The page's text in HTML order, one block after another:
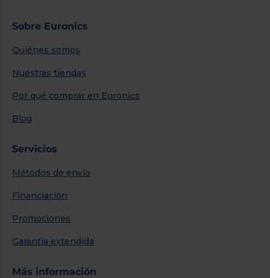
Sobre Euronics
Quiénes somos
Nuestras tiendas
Por qué comprar en Euronics
Blog
Servicios
Métodos de envío
Financiación
Promociones
Garantía extendida
Más información